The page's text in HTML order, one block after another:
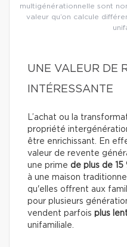
multigénérationnelle sont
valeur qu’on calcule
UNE VALEUR DE
INTÉRESSANTE
L’achat ou la
propriété
être enrichissant. En
valeur de revente
une prime de plus de 15
à une maison
qu'elles offrent aux
pour plusieurs
vendent parfois plus
unifamiliale.